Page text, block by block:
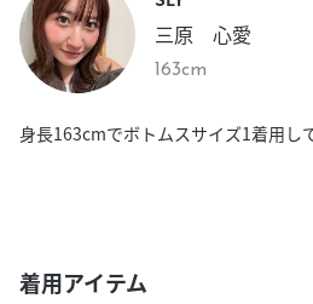
三原 心愛
163cm
身長163cmでボトムスサイズ1着用し
着用アイテム